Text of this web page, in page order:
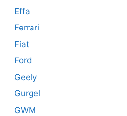
Effa
Ferrari
Fiat
Ford
Geely
Gurgel
GWM